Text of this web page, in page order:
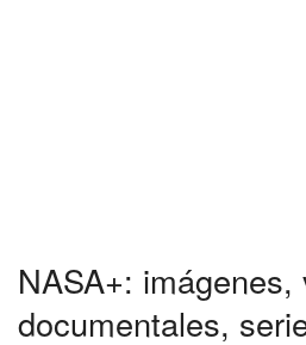
NASA+: imágenes,
documentales,